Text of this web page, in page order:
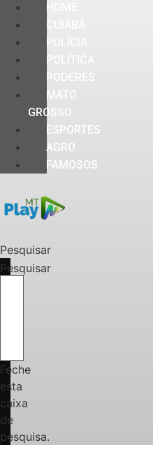
PODERES
MATO
GROSSO
ESPORTES
AGRO
FAMOSOS
Pesquisar
Pesquisar
Feche
esta
caixa
de
pesquisa.